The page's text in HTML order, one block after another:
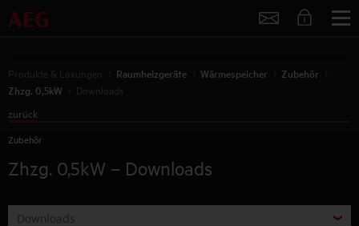
Service
Produkte & Lösungen Raumheizgeräte Wärmespeicher
Zubehör
Zhzg. 0,5kW
Downloads
zurück
Zubehör
Zhzg. 0,5kW – Downloads
Downloads